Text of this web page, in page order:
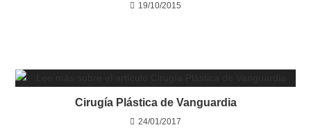
19/10/2015
Cirugía Plástica de Vanguardia
24/01/2017